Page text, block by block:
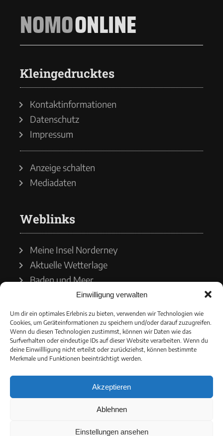
Einwilligung verwalten
Um dir ein optimales Erlebnis zu bieten, verwenden wir Technologien wie
Cookies, um Geräteinformationen zu speichern und/oder darauf zuzugreifen.
Wenn du diesen Technologien zustimmst, können wir Daten wie das
Surfverhalten oder eindeutige IDs auf dieser Website verarbeiten. Wenn du
deine Einwillligung nicht erteilst oder zurückziehst, können bestimmte
Merkmale und Funktionen beeinträchtigt werden.
Akzeptieren
Ablehnen
Einstellungen ansehen
NOMOONLINE
Kleingedrucktes
Kontaktinformationen
Datenschutz
Impressum
Anzeige schalten
Mediadaten
Weblinks
Meine Insel Norderney
Aktuelle Wetterlage
Baden und Meer
Wetterdienst
Wasserstände
Schiffsverkehr